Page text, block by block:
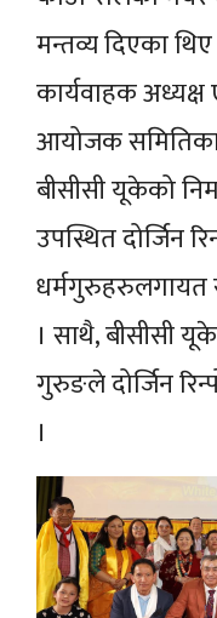
मन्तव्य दिएका
कार्यवाहक
आयोजक
बीसीसी यूकेको
उपस्थित दोर्जिन
धर्मगुरुहरुलगायत
। साथै, बीसीसी
गुरुङले दोर्जिन
।